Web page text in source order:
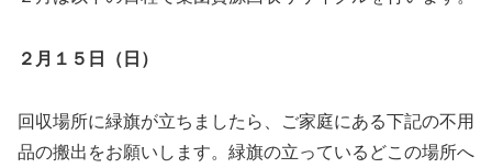
２月１５日（日）
回収場所に緑旗が立ちましたら、ご家庭にある下記の不用
品の搬出をお願いします。緑旗の立っているどこの場所へ